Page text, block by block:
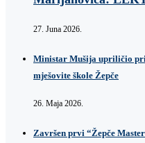
27. Juna 2026.
Ministar Mušija upriličio
mješovite škole Žepče
26. Maja 2026.
Završen prvi “Žepče